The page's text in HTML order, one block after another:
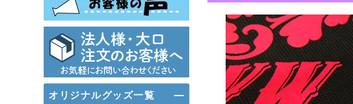
オリジナルグッズ一覧